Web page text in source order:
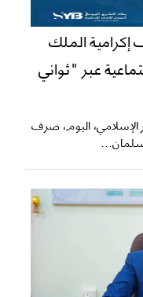
الملك
عبر "ثواني
اليوم، صرف
سلمان...